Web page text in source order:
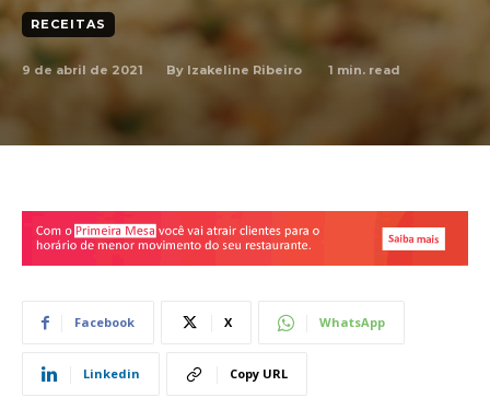
RECEITAS
9 de abril de 2021 By Izakeline Ribeiro 1 min. read
Facebook X WhatsApp
Linkedin Copy URL